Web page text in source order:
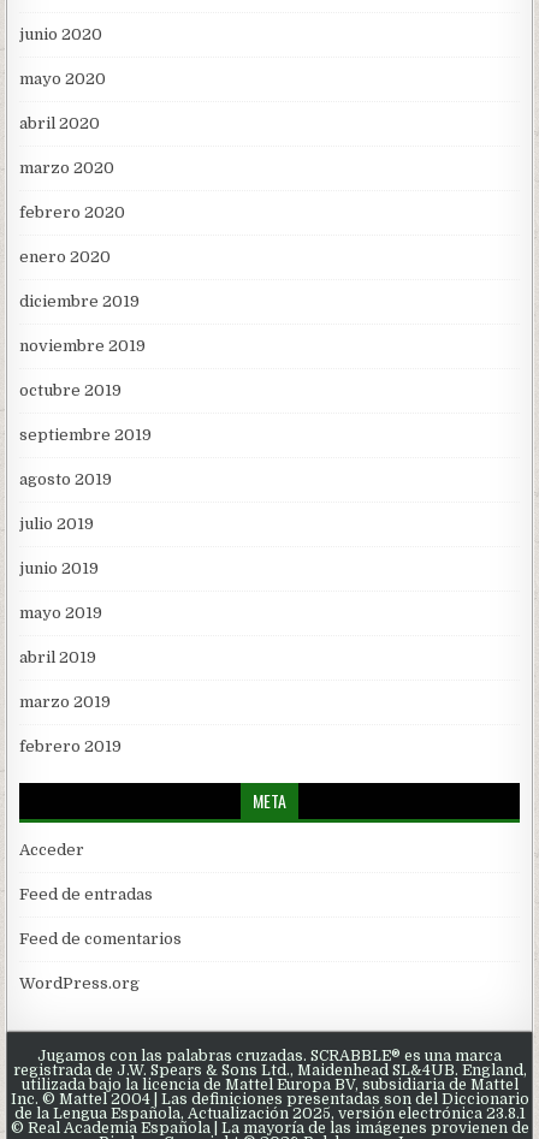
junio 2020
mayo 2020
abril 2020
marzo 2020
febrero 2020
enero 2020
diciembre 2019
noviembre 2019
octubre 2019
septiembre 2019
agosto 2019
julio 2019
junio 2019
mayo 2019
abril 2019
marzo 2019
febrero 2019
META
Acceder
Feed de entradas
Feed de comentarios
WordPress.org
Jugamos con las palabras cruzadas. SCRABBLE® es una marca
registrada de J.W. Spears & Sons Ltd., Maidenhead SL&4UB. England,
utilizada bajo la licencia de Mattel Europa BV, subsidiaria de Mattel
Inc. © Mattel 2004 | Las definiciones presentadas son del Diccionario
de la Lengua Española, Actualización 2025, versión electrónica 23.8.1
© Real Academia Española | La mayoría de las imágenes provienen de